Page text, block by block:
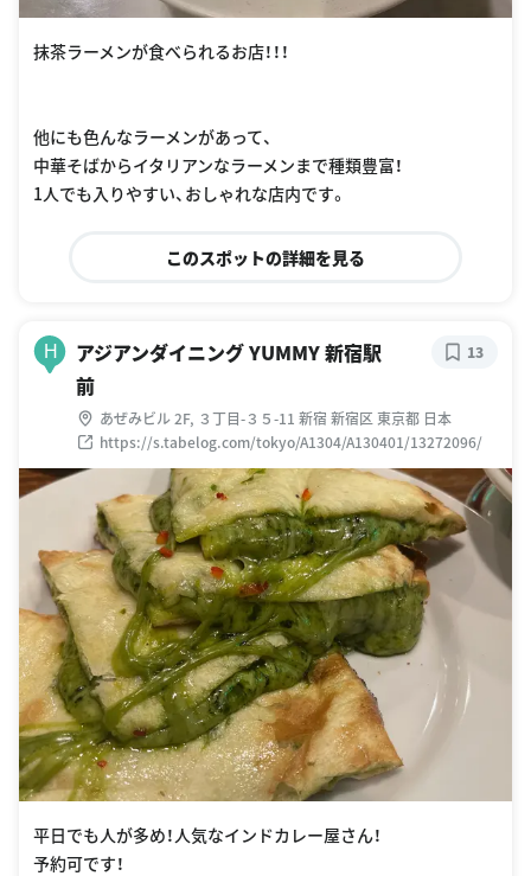
抹茶ラーメンが食べられるお店！！！
他にも色んなラーメンがあって、
中華そばからイタリアンなラーメンまで種類豊富！
1人でも入りやすい、おしゃれな店内です。
このスポットの詳細を見る
H
アジアンダイニング YUMMY 新宿駅
前
あぜみビル 2F, ３丁目-３５-11 新宿 新宿区 東京都 日本
https://s.tabelog.com/tokyo/A1304/A130401/13272096/
13
平日でも人が多め！人気なインドカレー屋さん！
予約可です！